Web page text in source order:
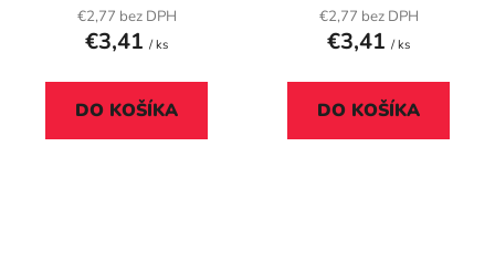
€2,77 bez DPH
€3,41 / ks
DO KOŠÍKA
€2,77 bez DPH
€3,41 / ks
DO KOŠÍKA